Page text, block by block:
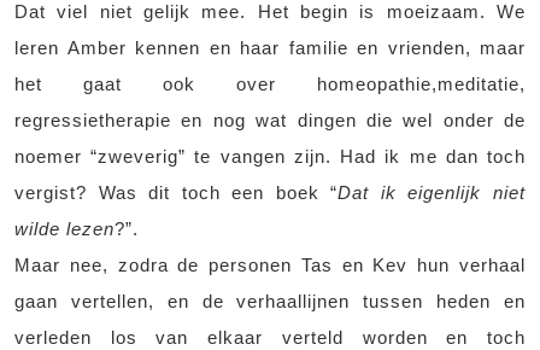
Dat viel niet gelijk mee. Het begin is moeizaam. We
leren Amber kennen en haar familie en vrienden, maar
het gaat ook over homeopathie,meditatie,
regressietherapie en nog wat dingen die wel onder de
noemer “zweverig” te vangen zijn. Had ik me dan toch
vergist? Was dit toch een boek “Dat ik eigenlijk niet
wilde lezen?”.
Maar nee, zodra de personen Tas en Kev hun verhaal
gaan vertellen, en de verhaallijnen tussen heden en
verleden los van elkaar verteld worden en toch